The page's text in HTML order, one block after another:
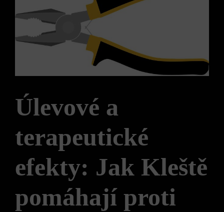
Úlevové a
terapeutické
efekty: Jak Kleště
pomáhají proti